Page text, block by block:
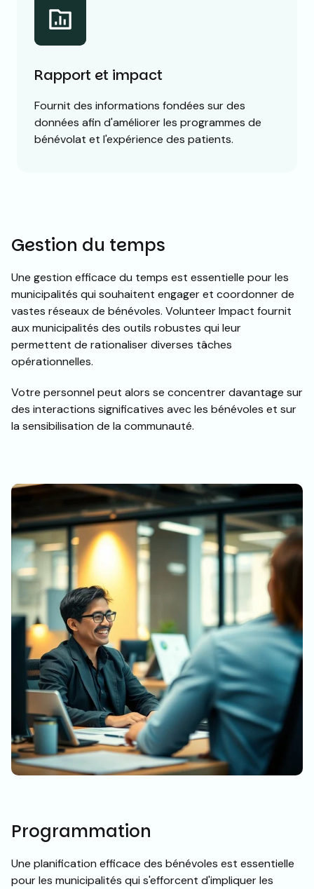
Rapport et impact
Fournit des informations fondées sur des
données afin d'améliorer les programmes de
bénévolat et l'expérience des patients.
Gestion du temps
Une gestion efficace du temps est essentielle pour les
municipalités qui souhaitent engager et coordonner de
vastes réseaux de bénévoles. Volunteer Impact fournit
aux municipalités des outils robustes qui leur
permettent de rationaliser diverses tâches
opérationnelles.
Votre personnel peut alors se concentrer davantage sur
des interactions significatives avec les bénévoles et sur
la sensibilisation de la communauté.
Programmation
Une planification efficace des bénévoles est essentielle
pour les municipalités qui s'efforcent d'impliquer les